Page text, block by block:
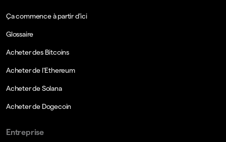
Ça commence à partir d'ici
Glossaire
Acheter des Bitcoins
Acheter de l'Ethereum
Acheter de Solana
Acheter de Dogecoin
Entreprise